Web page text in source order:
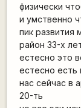
физически
и умственно
пик
район 33-х
естесно это
естесно есть
нас сейчас в
20-ть